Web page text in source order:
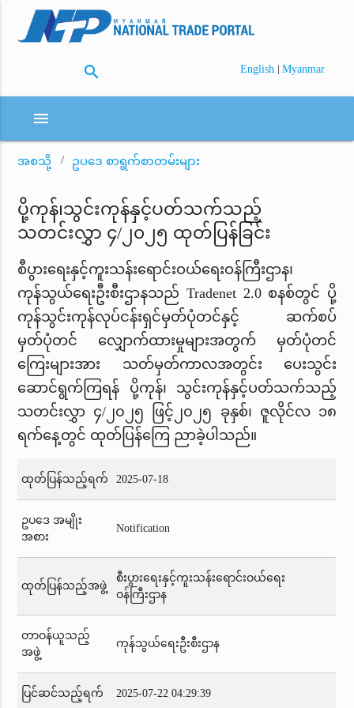
search English | Myanmar
menu
အစသို့ ဥပဒေ စာရွက်စာတမ်းများ
ပို့ကုန်၊သွင်းကုန်နှင့်ပတ်သက်သည့်
သတင်းလွှာ ၄/၂၀၂၅ ထုတ်ပြန်ခြင်း
စီပွားရေးနှင့်ကူးသန်းရောင်းဝယ်ရေးဝန်ကြီးဌာန၊
ကုန်သွယ်ရေးဦးစီးဌာနသည် Tradenet 2.0 စနစ်တွင် ပို့
ကုန်သွင်းကုန်လုပ်ငန်းရှင်မှတ်ပုံတင်နှင့် ဆက်စပ်
မှတ်ပုံတင် လျှောက်ထားမှုများအတွက် မှတ်ပုံတင်
ကြေးများအား သတ်မှတ်ကာလအတွင်း ပေးသွင်း
ဆောင်ရွက်ကြရန် ပို့ကုန်၊ သွင်းကုန်နှင့်ပတ်သက်သည့်
သတင်းလွှာ ၄/၂၀၂၅ ဖြင့်၂၀၂၅ ခုနှစ်၊ ဇူလိုင်လ ၁၈
ရက်နေ့တွင် ထုတ်ပြန်ကြေ ညာခဲ့ပါသည်။
ထုတ်ပြန်သည့်ရက် 2025-07-18
ဥပဒေ အမျိုး
အစား
Notification
ထုတ်ပြန်သည့်အဖွဲ့
စီးပွားရေးနှင့်ကူးသန်းရောင်းဝယ်ရေး
ဝန်ကြီးဌာန
တာဝန်ယူသည့်
အဖွဲ့
ကုန်သွယ်ရေးဦးစီးဌာန
ပြင်ဆင်သည့်ရက် 2025-07-22 04:29:39